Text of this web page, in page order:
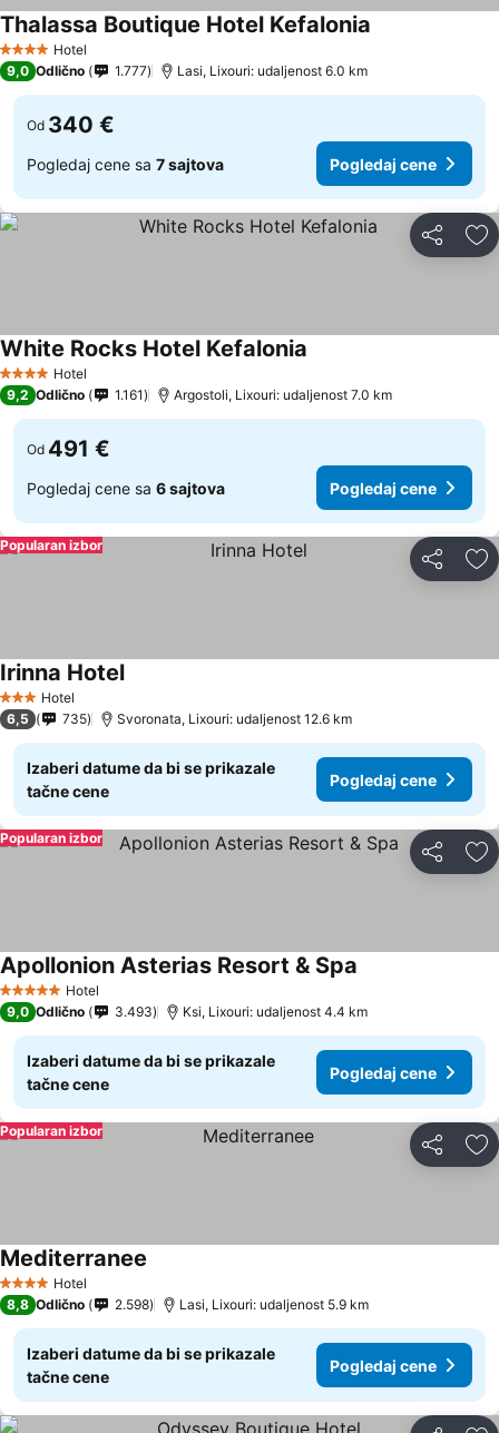
4 ZvezdiceHotel
Thalassa Boutique Hotel Kefalonia
9,0 Odlično 1.777 Lasi, Lixouri: udaljenost 6.0 km
Od 340 €
Pogledaj cene sa 7 sajtova Pogledaj cene
Deli
4 ZvezdiceHotel
White Rocks Hotel Kefalonia
9,2 Odlično 1.161 Argostoli, Lixouri: udaljenost 7.0 km
Od 491 €
Pogledaj cene sa 6 sajtova Pogledaj cene
Deli
Popularan izbor
3 Zvezdice
Hotel
Irinna Hotel
6,5 735 Svoronata, Lixouri: udaljenost 12.6 km
Izaberi datume da bi se prikazale
tačne cene
Pogledaj cene
Deli
Popularan izbor
5 ZvezdiceHotel
Apollonion Asterias Resort & Spa
9,0 Odlično 3.493 Ksi, Lixouri: udaljenost 4.4 km
Izaberi datume da bi se prikazale
tačne cene
Pogledaj cene
Deli
Popularan izbor
4 ZvezdiceHotel
Mediterranee
8,8 Odlično 2.598 Lasi, Lixouri: udaljenost 5.9 km
Izaberi datume da bi se prikazale
tačne cene
Pogledaj cene